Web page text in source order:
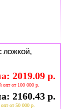
ЛОЖКОЙ,
2019.09 р.
опт от 100 000 р.
2160.43 р.
от 50 000 р.